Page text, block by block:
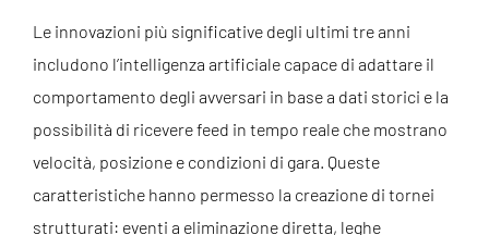
Le innovazioni più significative degli ultimi tre anni
includono l’intelligenza artificiale capace di adattare il
comportamento degli avversari in base a dati storici e la
possibilità di ricevere feed in tempo reale che mostrano
velocità, posizione e condizioni di gara. Queste
caratteristiche hanno permesso la creazione di tornei
strutturati: eventi a eliminazione diretta, leghe